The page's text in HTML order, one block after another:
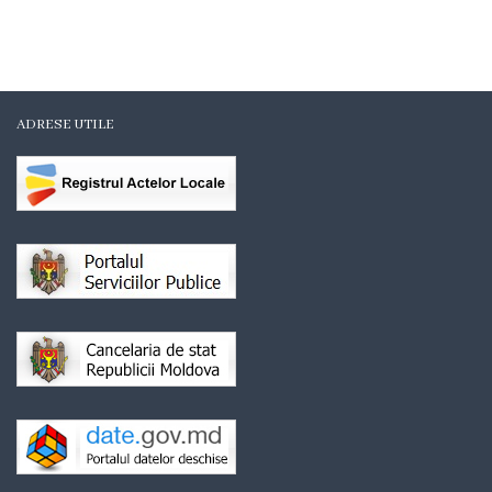
comunitar
Control
intern
managerial
local
Consiliului
ADRESE UTILE